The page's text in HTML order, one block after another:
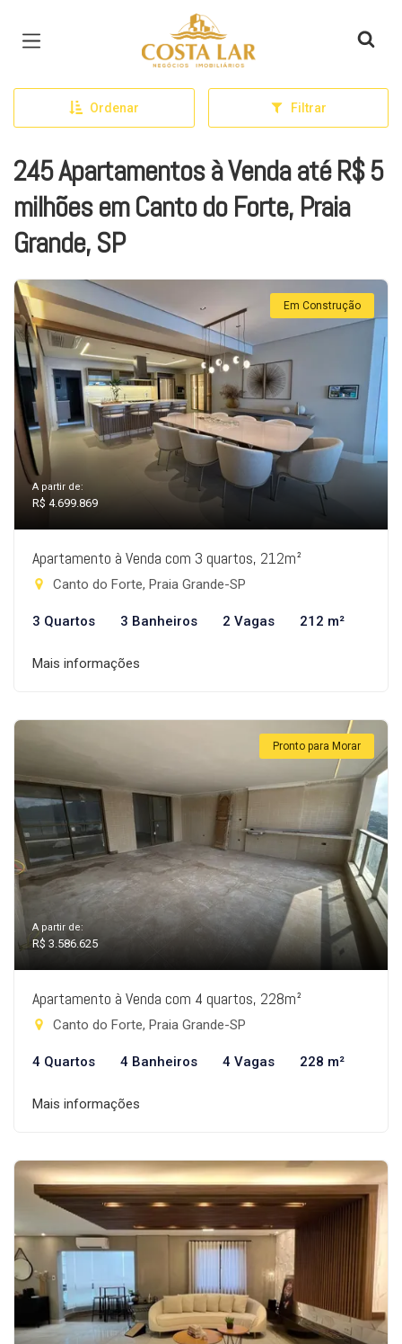
Página inicial
Ordenar Filtrar
245 Apartamentos à Venda até R$ 5
milhões em Canto do Forte, Praia
Grande, SP
Em Construção
A partir de:
R$ 4.699.869
Apartamento à Venda com 3 quartos, 212m²
Canto do Forte, Praia Grande-SP
3 Quartos 3 Banheiros 2 Vagas 212 m²
Mais informações
Pronto para Morar
A partir de:
R$ 3.586.625
Apartamento à Venda com 4 quartos, 228m²
Canto do Forte, Praia Grande-SP
4 Quartos 4 Banheiros 4 Vagas 228 m²
Mais informações